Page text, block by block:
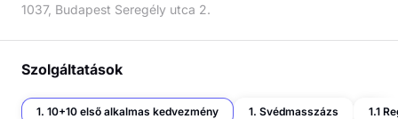
1037, Budapest Seregély utca 2.
Szolgáltatások
1. 10+10 első alkalmas kedvezmény 1. Svédmasszázs 1.1